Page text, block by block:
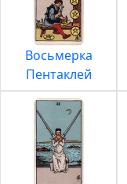
Восьмерка
Пентаклей